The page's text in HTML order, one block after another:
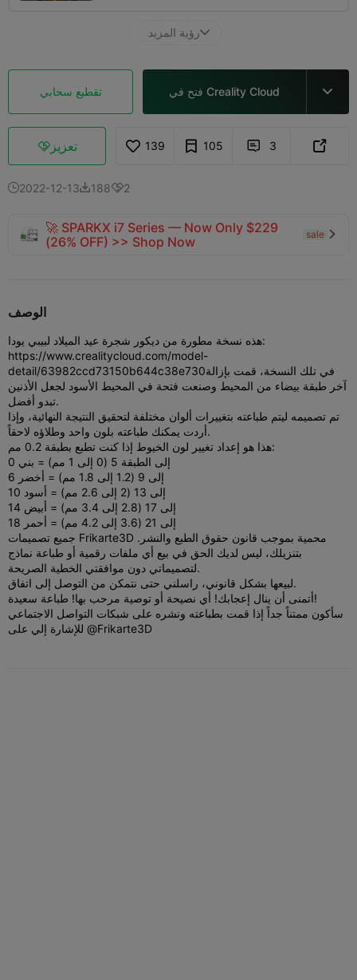
رؤية المزيد
تقطيع سحابي فتح في Creality Cloud 
تعزيز 139 105  3 
2022-12-131882
🚀 SPARKX i7 Series — Now Only $229
(26% OFF) >> Shop Now
sale 
الوصف
هذه نسخة مطورة من ديكور شجرة عيد الميلاد لبيبي يودا:
https://www.crealitycloud.com/model-
detail/63982ccd73150b644c38e730في تلك النسخة، قمت بإزالة
آخر طبقة بيضاء من المحيط وصنعت فتحة في المحيط الأسود لجعل الأذنين
تبدو أفضل.
تم تصميمه ليتم طباعته بتغييرات ألوان مختلفة لتحقيق النتيجة النهائية، وإذا
أردت يمكنك طباعته بلون واحد وطلاؤه لاحقاً.
هذا هو إعداد تغيير لون الخيوط إذا كنت تطبع بطبقة 0.2 مم:
0 إلى الطبقة 5 (0 إلى 1 مم) = بني
6 إلى 9 (1.2 إلى 1.8 مم) = أخضر
10 إلى 13 (2 إلى 2.6 مم) = أسود
14 إلى 17 (2.8 إلى 3.4 مم) = أبيض
18 إلى 21 (3.6 إلى 4.2 مم) = أحمر
جميع تصميمات Frikarte3D محمية بموجب قانون حقوق الطبع والنشر.
بتنزيلك، ليس لديك الحق في بيع أي ملفات رقمية أو طباعة نماذج
لتصميماتي دون موافقتي الخطية الصريحة.
لبيعها بشكل قانوني، راسلني حتى نتمكن من التوصل إلى اتفاق.
أتمنى أن ينال إعجابك! أي نصيحة أو توصية مرحب بها! طباعة سعيدة!
سأكون ممتناً جداً إذا قمت بطباعته ونشره على شبكات التواصل الاجتماعي
للإشارة إلي على @Frikarte3D